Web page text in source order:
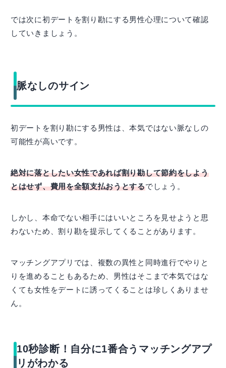
では次に初デートを割り勘にする男性心理について確認
していきましょう。
脈なしのサイン
初デートを割り勘にする男性は、本気ではない脈なしの
可能性が高いです。
絶対に落としたい女性であれば割り勘して節約をしよう
とはせず、費用を全額支払おうとするでしょう。
しかし、本命でない相手にはいいところを見せようと思
わないため、割り勘を提示してくることがあります。
マッチングアプリでは、複数の異性と同時進行でやりと
りを進めることもあるため、男性はそこまで本気ではな
くても女性をデートに誘ってくることは珍しくありませ
ん。
10秒診断！自分に1番合うマッチングアプ
リがわかる